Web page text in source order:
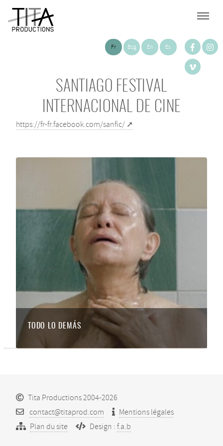
Fr Bzg En Es
SANTIAGO FESTIVAL
INTERNACIONAL DE CINE
https://fr-fr.facebook.com/sanfic/
TODO LO DEMÁS
Tita Productions 2004-2026
contact@titaprod.com
Mentions légales
Plan du site
Design : f.a.b